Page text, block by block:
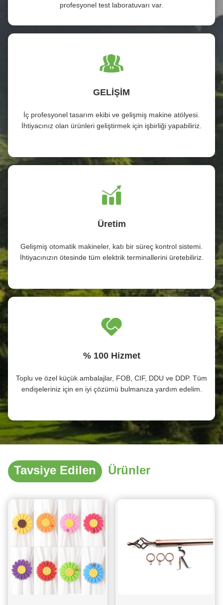
profesyonel test laboratuvarı var.
GELİŞİM
İç profesyonel tasarım ekibi ve gelişmiş makine atölyesi.
İhtiyacınız olan ürünleri geliştirmek için işbirliği yapabiliriz.
Üretim
Gelişmiş otomatik makineler, katı bir süreç kontrol sistemi.
İhtiyacınızın ötesinde tüm elektrik terminallerini üretebiliriz.
% 100 Hizmet
Toplu ve özel küçük ambalajlar, FOB, CIF, DDU ve DDP. Tüm
endişeleriniz için en iyi çözümü bulmanıza yardım edelim.
Tavsiye Edilen Ürünler